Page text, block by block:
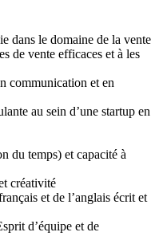
dans le domaine de la vente
de vente efficaces et à les
communication et en
au sein d’une startup en
du temps) et capacité à
créativité
et de l’anglais écrit et
d’équipe et de